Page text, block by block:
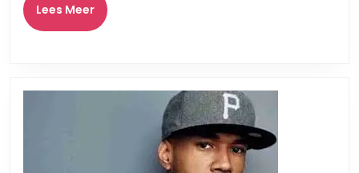
Lees MeerLees
Meer